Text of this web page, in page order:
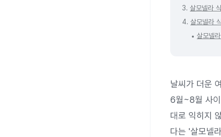
3. 살모넬라
4. 살모넬라
살모넬
날씨가 더운
6월~8월 사
대로 익히지
다는 '살모넬